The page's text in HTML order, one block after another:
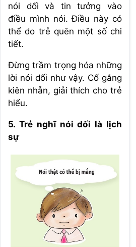
nói dối và tin tưởng vào
điều mình nói. Điều này có
thể do trẻ quên một số chi
tiết.
Đừng trầm trọng hóa những
lời nói dối như vậy. Cố gắng
kiên nhẫn, giải thích cho trẻ
hiểu.
5. Trẻ nghĩ nói dối là lịch
sự